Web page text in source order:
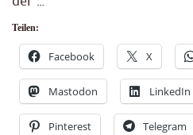
Teilen:
Facebook X
Mastodon LinkedIn
Pinterest Telegram